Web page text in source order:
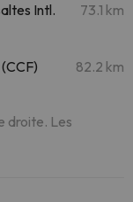
Intl.
73.1 km
82.2 km
droite. Les